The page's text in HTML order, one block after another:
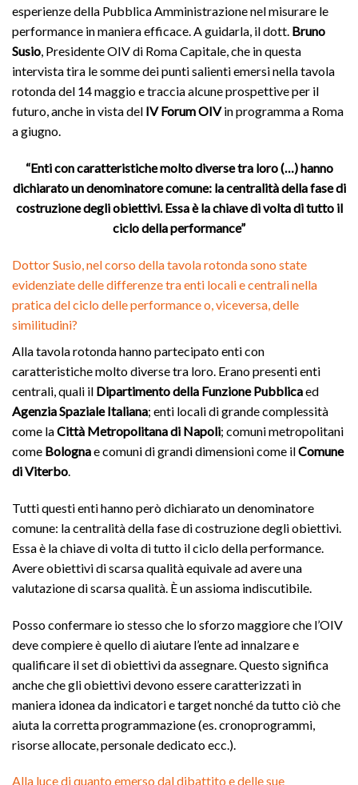
esperienze della Pubblica Amministrazione nel misurare le
performance in maniera efficace. A guidarla, il dott. Bruno
Susio, Presidente OIV di Roma Capitale, che in questa
intervista tira le somme dei punti salienti emersi nella tavola
rotonda del 14 maggio e traccia alcune prospettive per il
futuro, anche in vista del IV Forum OIVin programma a Roma
a giugno.
“Enti con caratteristiche molto diverse tra loro (…) hanno
dichiarato un denominatore comune: la centralità della fase di
costruzione degli obiettivi. Essa è la chiave di volta di tutto il
ciclo della performance”
Dottor Susio, nel corso della tavola rotonda sono state
evidenziate delle differenze tra enti locali e centrali nella
pratica del ciclo delle performance o, viceversa, delle
similitudini?
Alla tavola rotonda hanno partecipato enti con
caratteristiche molto diverse tra loro. Erano presenti enti
centrali, quali il Dipartimento della Funzione Pubblicaed
Agenzia Spaziale Italiana; enti locali di grande complessità
come laCittà Metropolitana di Napoli; comuni metropolitani
come Bolognae comuni di grandi dimensioni come ilComune
di Viterbo.
Tutti questi enti hanno però dichiarato un denominatore
comune: la centralità della fase di costruzione degli obiettivi.
Essa è la chiave di volta di tutto il ciclo della performance.
Avere obiettivi di scarsa qualità equivale ad avere una
valutazione di scarsa qualità. È un assioma indiscutibile.
Posso confermare io stesso che lo sforzo maggiore che l’OIV
deve compiere è quello di aiutare l’ente ad innalzare e
qualificare il set di obiettivi da assegnare. Questo significa
anche che gli obiettivi devono essere caratterizzati in
maniera idonea da indicatori e target nonché da tutto ciò che
aiuta la corretta programmazione (es. cronoprogrammi,
risorse allocate, personale dedicato ecc.).
Alla luce di quanto emerso dal dibattito e delle sue